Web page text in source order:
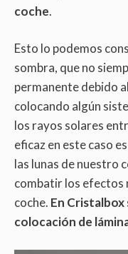
coche.
Esto lo podemos
sombra, que no
permanente debido
colocando algún
los rayos solares
eficaz en este caso
las lunas de nuestro
combatir los efectos
coche. En
colocación de